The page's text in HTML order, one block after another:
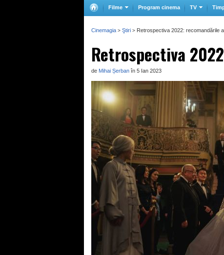
Filme Program cinema TV
Retrospectiva
de Mihai Șerban în 5 Ian 2023
Cinemagia > Ştiri > Retrospectiva 2022: recomandările